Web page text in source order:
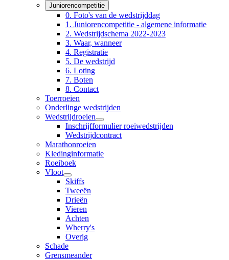
Juniorencompetitie
0. Foto's van de wedstrijddag
1. Juniorencompetitie - algemene informatie
2. Wedstrijdschema 2022-2023
3. Waar, wanneer
4. Registratie
5. De wedstrijd
6. Loting
7. Boten
8. Contact
Toerroeien
Onderlinge wedstrijden
Wedstrijdroeien
Inschrijfformulier roeiwedstrijden
Wedstrijdcontract
Marathonroeien
Kledinginformatie
Roeiboek
Vloot
Skiffs
Tweeën
Drieën
Vieren
Achten
Wherry's
Overig
Schade
Grensmeander